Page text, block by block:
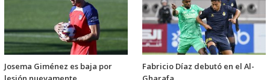
Josema Giménez es baja por
Fabricio Díaz debutó en el Al-